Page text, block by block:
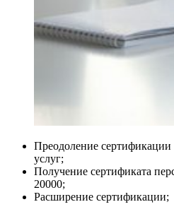
Преодоление
услуг;
Получение сертификата
20000;
Расширение сертификации;